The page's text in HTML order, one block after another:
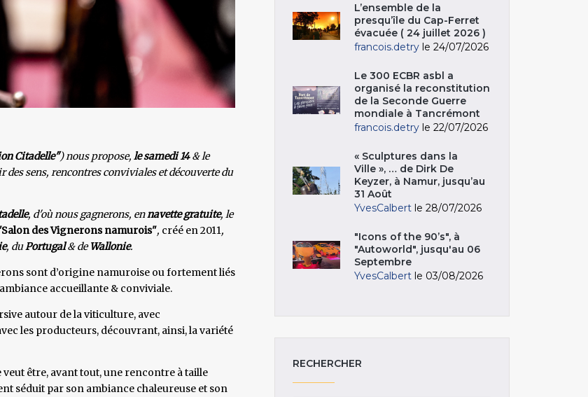
Citadelle") nous propose, le samedi 14& le
sens, rencontres conviviales et découverte du
, d'où nous gagnerons, ennavette gratuite, le
des Vignerons namurois", créé en 2011,
, duPortugal& deWallonie.
sont d’origine namuroise ou fortement liés
accueillante & conviviale.
autour de la viticulture, avec
les producteurs, découvrant, ainsi, la variété
être, avant tout, une rencontre à taille
séduit par son ambiance chaleureuse et son
L’ensemble de la
presqu’île du Cap-Ferret
évacuée ( 24 juillet 2026 )
francois.detry le 24/07/2026
Le 300 ECBR asbl a
organisé la reconstitution
de la Seconde Guerre
mondiale à Tancrémont
francois.detry le 22/07/2026
« Sculptures dans la
Ville », … de Dirk De
Keyzer, à Namur, jusqu’au
31 Août
YvesCalbert le 28/07/2026
"Icons of the 90’s", à
"Autoworld", jusqu'au 06
Septembre
YvesCalbert le 03/08/2026
RECHERCHER